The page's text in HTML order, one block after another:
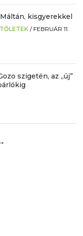
kisgyerekkel
/ FEBRUÁR 11.
szigetén, az „új”